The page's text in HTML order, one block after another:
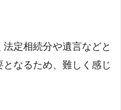
定相続分や遺言などと
なるため、難しく感じ